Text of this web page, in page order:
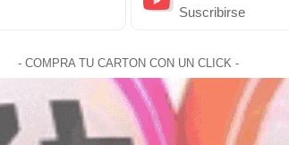
Suscribirse
- COMPRA TU CARTON CON UN CLICK -